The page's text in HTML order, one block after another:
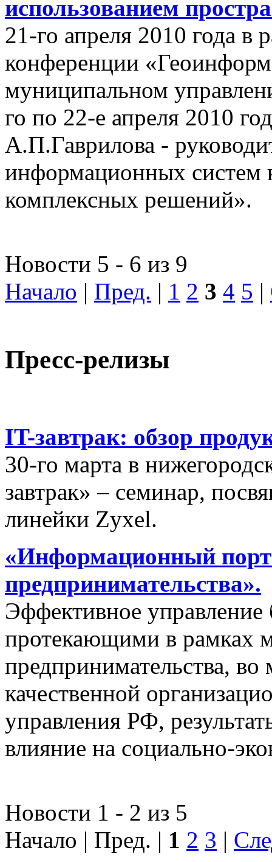
использованием
21-го апреля 2010 года в
конференции
муниципальном
го по 22-е апреля 2010
А.П.Гаврилова -
информационных систем
комплексных решений».
Новости 5 - 6 из 9
Начало | Пред. | 1 2 3 4 5 |
Пресс-релизы
IT-завтрак: обзор
30-го марта в
завтрак» – семинар,
линейки Zyxel.
«Информационный
предпринимательства».
Эффективное управление
протекающими в рамках
предпринимательства,
качественной
управления РФ,
влияние на социально-
Новости 1 - 2 из 5
Начало | Пред. | 1 2 3 |